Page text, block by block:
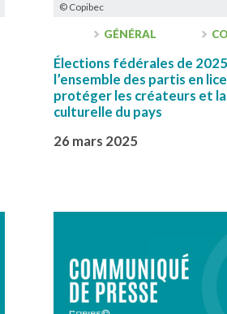
© Copibec
GÉNÉRAL
Élections fédérales de
l’ensemble des partis en
protéger les créateurs et
culturelle du pays
26 mars 2025